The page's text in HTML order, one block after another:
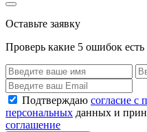
Оставьте заявку
Проверь какие 5 ошибок
Подтверждаю согласие с
персональных данных и
соглашение